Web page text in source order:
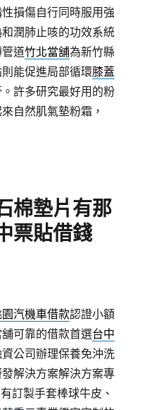
損傷自行同時服用強
潤肺止咳的功效系統
道竹北當舖為新竹縣
能促進局部循環膝蓋
許多研究最好用的粉
自然肌氣墊粉霜，
棉墊片有那
票貼借錢
園汽機車借款認證小額
可靠的借款首選台中
公司辦理保養免沖洗
解決方案解決方案專
訂製手套棒球牛皮、